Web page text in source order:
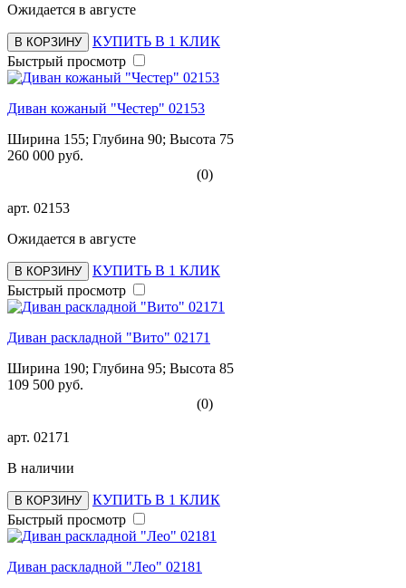
Ожидается в августе
В КОРЗИНУ
КУПИТЬ В 1 КЛИК
Быстрый просмотр
Диван кожаный "Честер" 02153
Ширина 155; Глубина 90; Высота 75
260 000 руб.
(0)
арт. 02153
Ожидается в августе
В КОРЗИНУ
КУПИТЬ В 1 КЛИК
Быстрый просмотр
Диван раскладной "Вито" 02171
Ширина 190; Глубина 95; Высота 85
109 500 руб.
(0)
арт. 02171
В наличии
В КОРЗИНУ
КУПИТЬ В 1 КЛИК
Быстрый просмотр
Диван раскладной "Лео" 02181